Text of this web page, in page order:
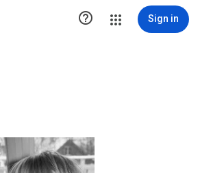
 Sign in